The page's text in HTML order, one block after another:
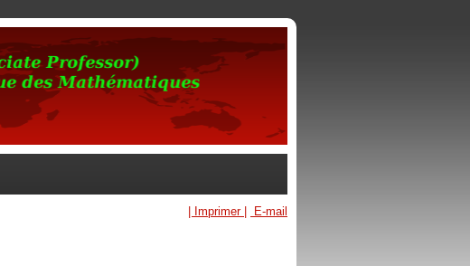
| Imprimer | E-mail